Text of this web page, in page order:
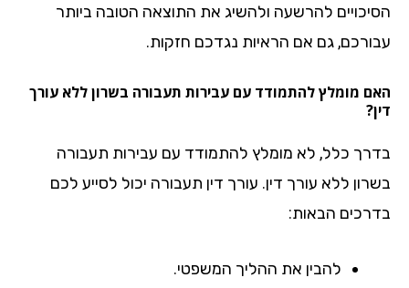
להרשעה ולהשיג את התוצאה הטובה ביותר
גם אם הראיות נגדכם חזקות.
מומלץ להתמודד עם עבירות תעבורה בשרון ללא עורך
כלל, לא מומלץ להתמודד עם עבירות תעבורה
ללא עורך דין. עורך דין תעבורה יכול לסייע לכם
הבאות:
להבין את ההליך המשפטי.